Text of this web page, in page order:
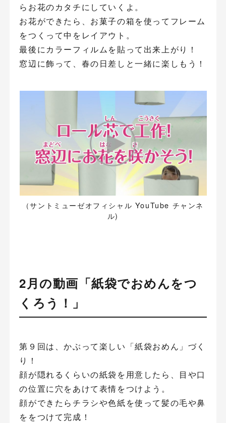
らお花のカタチにしていくよ。
お花ができたら、お菓子の箱を使ってフレーム
をつくって中をレイアウト。
最後にカラーフィルムを貼って出来上がり！
窓辺に飾って、春の日差しと一緒に楽しもう！
（サントミューゼオフィシャル YouTube チャンネ
ル)
2月の動画「紙袋でおめんをつ
くろう！」
第９回は、かぶって楽しい「紙袋おめん」づく
り！
顔が隠れるくらいの紙袋を用意したら、目や口
の位置に穴をあけて表情をつけよう。
顔ができたらチラシや色紙を使って髪の毛や鼻
ををつけて完成！